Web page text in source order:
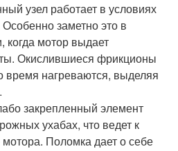
узел работает в условиях
заметно это в
когда мотор выдает
Окислившиеся фрикционы
время нагреваются, выделяя
закрепленный элемент
ухабах, что ведет к
мотора. Поломка дает о себе